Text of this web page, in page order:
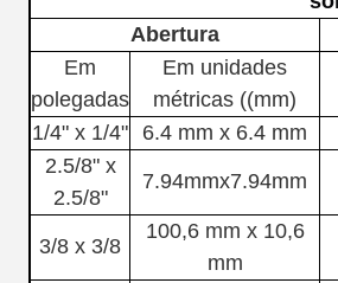
Abertura
Em
polegadas
Em unidades
métricas ((mm)
1/4" x 1/4"
6.4 mm x 6.4 mm
2.5/8" x
2.5/8"
7.94mmx7.94mm
3/8 x 3/8
100,6 mm x 10,6
mm